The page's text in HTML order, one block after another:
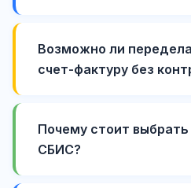
Возможно ли
счет-фактуру без
Почему стоит выбрать
СБИС?